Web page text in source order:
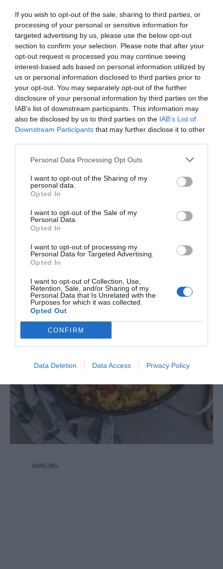
If you wish to opt-out of the sale, sharing to third parties, or
processing of your personal or sensitive information for
targeted advertising by us, please use the below opt-out
section to confirm your selection. Please note that after your
opt-out request is processed you may continue seeing
interest-based ads based on personal information utilized by
us or personal information disclosed to third parties prior to
your opt-out. You may separately opt-out of the further
disclosure of your personal information by third parties on the
IAB’s list of downstream participants. This information may
also be disclosed by us to third parties on the IAB’s List of
Downstream Participants that may further disclose it to other
Personal Data Processing Opt Outs
I want to opt-out of the Sharing of my
personal data.
Opted In
I want to opt-out of the Sale of my
Personal Data.
Opted In
I want to opt-out of processing my
Personal Data for Targeted Advertising.
Opted In
I want to opt-out of Collection, Use,
Retention, Sale, and/or Sharing of my
Personal Data that Is Unrelated with the
Purposes for which it was collected.
Opted Out
CONFIRM
Data Deletion Data Access Privacy Policy